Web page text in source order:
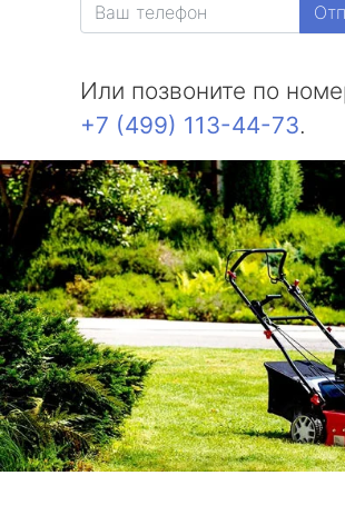
Или позвоните по
+7 (499) 113-44-73.